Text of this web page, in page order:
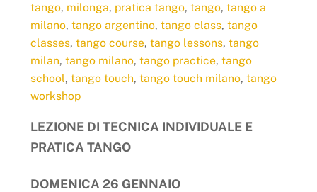
tango, milonga, pratica tango, tango, tango a
milano, tango argentino, tango class, tango
classes, tango course, tango lessons, tango
milan, tango milano, tango practice, tango
school, tango touch, tango touch milano, tango
workshop
LEZIONE DI TECNICA INDIVIDUALE E
PRATICA TANGO
DOMENICA 26 GENNAIO